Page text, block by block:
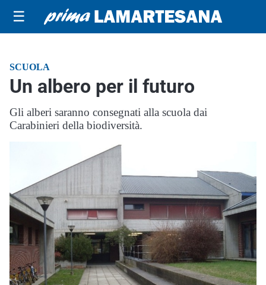
☰
SCUOLA
Un albero per il futuro
Gli alberi saranno consegnati alla scuola dai
Carabinieri della biodiversità.